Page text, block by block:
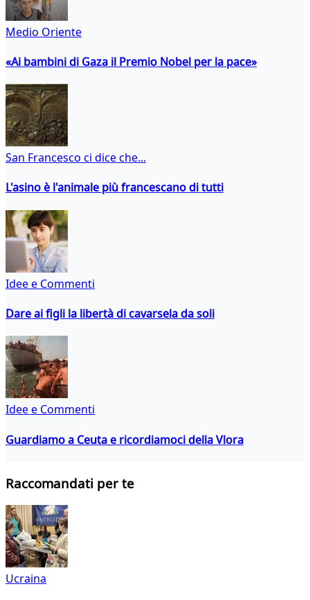
Medio Oriente
«Ai bambini di Gaza il Premio Nobel per la pace»
San Francesco ci dice che...
L'asino è l'animale più francescano di tutti
Idee e Commenti
Dare ai figli la libertà di cavarsela da soli
Idee e Commenti
Guardiamo a Ceuta e ricordiamoci della Vlora
Raccomandati per te
Ucraina